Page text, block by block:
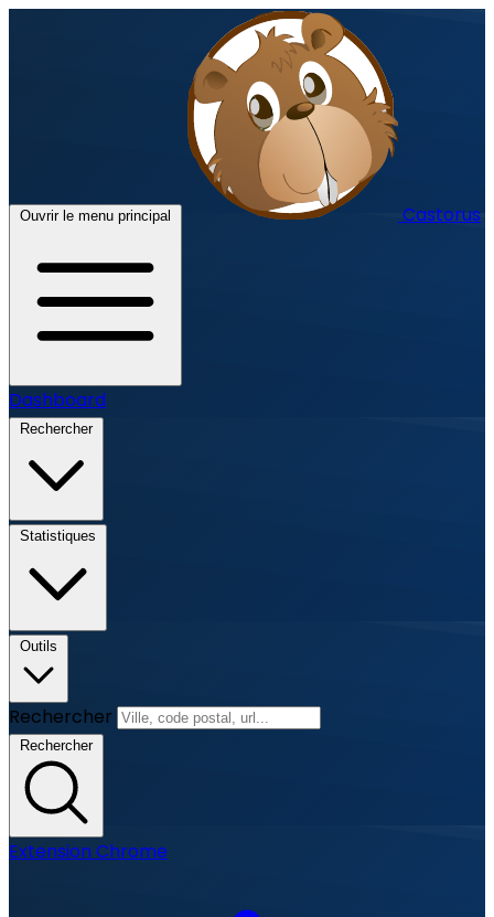
Ouvrir le menu principal Castorus
Dashboard
Rechercher
Statistiques
Outils
Rechercher
Rechercher
Extension Chrome